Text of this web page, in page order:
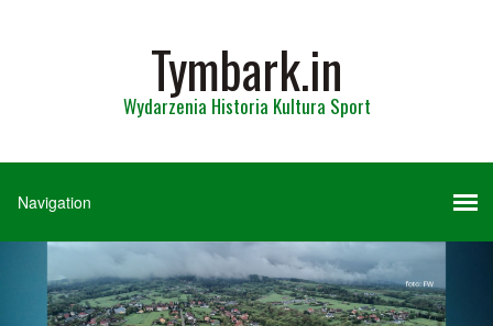
Tymbark.in
Wydarzenia Historia Kultura Sport